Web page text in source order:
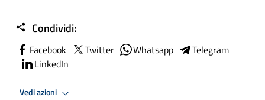
Condividi:
Facebook Twitter Whatsapp
Telegram
LinkedIn
Vedi azioni